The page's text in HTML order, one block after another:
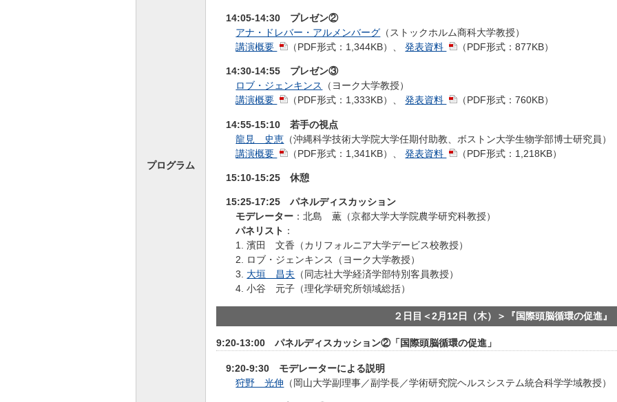
プログラム
14:05-14:30 プレゼン②
アナ・ドレバー・アルメンバーグ （ストックホルム商科大学教授）
講演概要
（PDF形式：1,344KB） 、発表資料 （PDF形式：877KB）
14:30-14:55 プレゼン③
ロブ・ジェンキンス
（ヨーク大学教授）
講演概要
（PDF形式：1,333KB） 、発表資料 （PDF形式：760KB）
14:55-15:10 若手の視点
龍見 史恵 （沖縄科学技術大学院大学任期付助教、ボストン大学生物学部博士研究員）
講演概要
（PDF形式：1,341KB） 、発表資料 （PDF形式：1,218KB）
15:10-15:25 休憩
15:25-17:25 パネルディスカッション
モデレーター ：北島 薫（京都大学大学院農学研究科教授）
パネリスト ：
1. 濱田 文香（カリフォルニア大学デービス校教授）
2. ロブ・ジェンキンス（ヨーク大学教授）
3. 大垣 昌夫 （同志社大学経済学部特別客員教授）
4. 小谷 元子（理化学研究所領域総括）
２日目＜2月12日（木）＞『国際頭脳循環の促進』
9:20-13:00 パネルディスカッション②「国際頭脳循環の促進」
9:20-9:30 モデレーターによる説明
狩野 光伸 （岡山大学副理事／副学長／学術研究院ヘルスシステム統合科学学域教授）